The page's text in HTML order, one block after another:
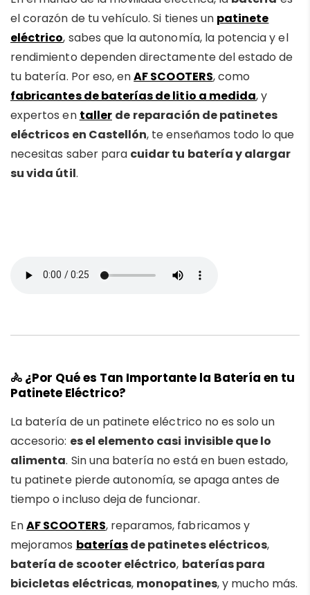
el corazón de tu vehículo. Si tienes un patinete
eléctrico, sabes que la autonomía, la potencia y el
rendimiento dependen directamente del estado de
tu batería. Por eso, enAF SCOOTERS, como
fabricantes de baterías de litio a medida, y
expertos en taller de reparación de patinetes
eléctricos en Castellón, te enseñamos todo lo que
necesitas saber para cuidar tu batería y alargar
su vida útil.
🚴 ¿Por Qué es Tan Importante la Batería en tu
Patinete Eléctrico?
La batería de un patinete eléctrico no es solo un
accesorio: es el elemento casi invisible que lo
alimenta. Sin una batería no está en buen estado,
tu patinete pierde autonomía, se apaga antes de
tiempo o incluso deja de funcionar.
EnAF SCOOTERS, reparamos, fabricamos y
mejoramos bateríasde patinetes eléctricos,
batería de scooter eléctrico, baterías para
bicicletas eléctricas, monopatines, y mucho más.